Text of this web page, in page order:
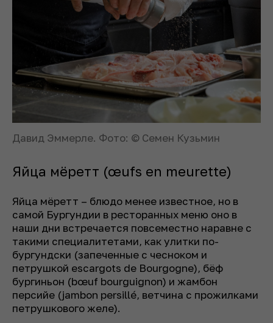
Давид Эммерле. Фото: © Семен Кузьмин
Яйца мёретт (œufs en meurette)
Яйца мёретт – блюдо менее известное, но в
самой Бургундии в ресторанных меню оно в
наши дни встречается повсеместно наравне с
такими специалитетами, как улитки по-
бургундски (запеченные с чесноком и
петрушкой escargots de Bourgogne), бёф
бургиньон (bœuf bourguignon) и жамбон
персийе (jambon persillé, ветчина с прожилками
петрушкового желе).